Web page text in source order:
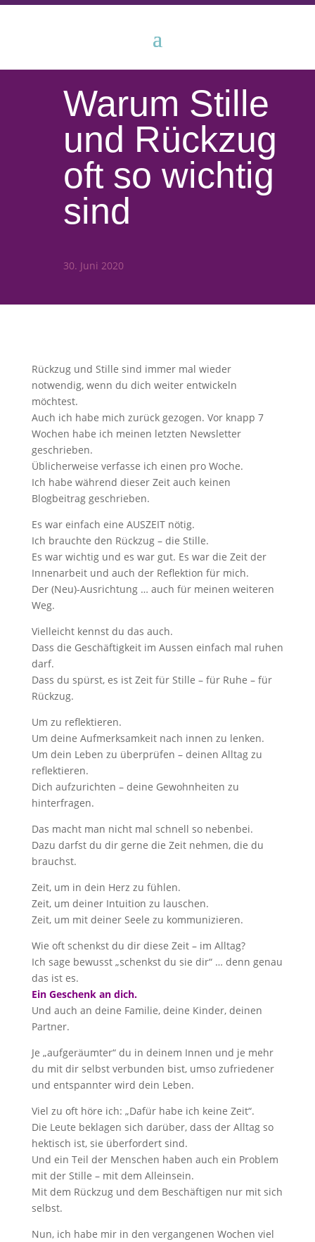
Warum Stille
und Rückzug
oft so wichtig
sind
30. Juni 2020
Rückzug und Stille sind immer mal wieder
notwendig, wenn du dich weiter entwickeln
möchtest.
Auch ich habe mich zurück gezogen. Vor knapp 7
Wochen habe ich meinen letzten Newsletter
geschrieben.
Üblicherweise verfasse ich einen pro Woche.
Ich habe während dieser Zeit auch keinen
Blogbeitrag geschrieben.
Es war einfach eine AUSZEIT nötig.
Ich brauchte den Rückzug – die Stille.
Es war wichtig und es war gut. Es war die Zeit der
Innenarbeit und auch der Reflektion für mich.
Der (Neu)-Ausrichtung … auch für meinen weiteren
Weg.
Vielleicht kennst du das auch.
Dass die Geschäftigkeit im Aussen einfach mal ruhen
darf.
Dass du spürst, es ist Zeit für Stille – für Ruhe – für
Rückzug.
Um zu reflektieren.
Um deine Aufmerksamkeit nach innen zu lenken.
Um dein Leben zu überprüfen – deinen Alltag zu
reflektieren.
Dich aufzurichten – deine Gewohnheiten zu
hinterfragen.
Das macht man nicht mal schnell so nebenbei.
Dazu darfst du dir gerne die Zeit nehmen, die du
brauchst.
Zeit, um in dein Herz zu fühlen.
Zeit, um deiner Intuition zu lauschen.
Zeit, um mit deiner Seele zu kommunizieren.
Wie oft schenkst du dir diese Zeit – im Alltag?
Ich sage bewusst „schenkst du sie dir“ … denn genau
das ist es.
Ein Geschenk an dich.
Und auch an deine Familie, deine Kinder, deinen
Partner.
Je „aufgeräumter“ du in deinem Innen und je mehr
du mit dir selbst verbunden bist, umso zufriedener
und entspannter wird dein Leben.
Viel zu oft höre ich: „Dafür habe ich keine Zeit“.
Die Leute beklagen sich darüber, dass der Alltag so
hektisch ist, sie überfordert sind.
Und ein Teil der Menschen haben auch ein Problem
mit der Stille – mit dem Alleinsein.
Mit dem Rückzug und dem Beschäftigen nur mit sich
selbst.
Nun, ich habe mir in den vergangenen Wochen viel